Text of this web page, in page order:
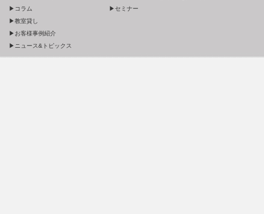
▶コラム
▶教室貸し
▶お客様事例紹介
▶ニュース&トピックス
▶セミナー